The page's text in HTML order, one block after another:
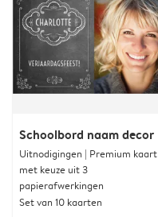
Schoolbord naam decor
Uitnodigingen | Premium kaart
met keuze uit 3
papierafwerkingen
Set van 10 kaarten